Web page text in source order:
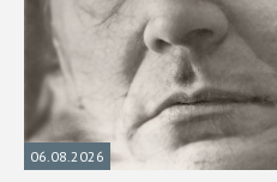
06.08.2026